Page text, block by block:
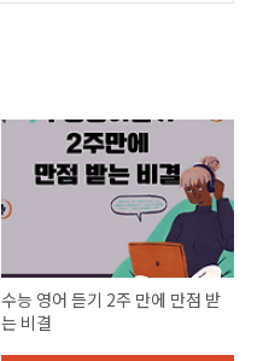
수능 영어 듣기 2주 만에 만점 받
는 비결